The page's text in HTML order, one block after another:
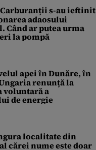
Carburanții s-au ieftinit
adaosului
Când ar putea urma
la pompă
apei în Dunăre, în
renunță la
voluntară a
de energie
localitate din
cărei nume este doar